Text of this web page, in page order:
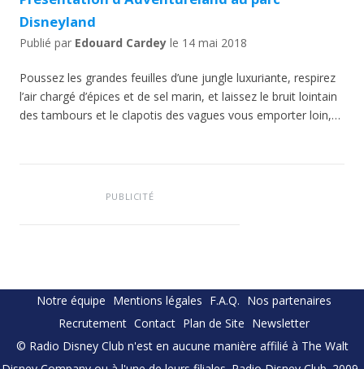
Disneyland
Publié par Edouard Cardey le 14 mai 2018
Poussez les grandes feuilles d’une jungle luxuriante, respirez
l’air chargé d’épices et de sel marin, et laissez le bruit lointain
des tambours et le clapotis des vagues vous emporter loin,…
PUBLICITÉ
Notre équipe Mentions légales F.A.Q. Nos partenaires
Recrutement Contact Plan de Site Newsletter
© Radio Disney Club n'est en aucune manière affilié à The Walt